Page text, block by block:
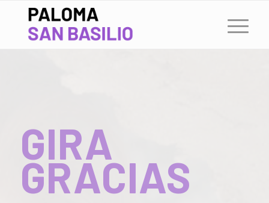
GIRA
GRACIAS